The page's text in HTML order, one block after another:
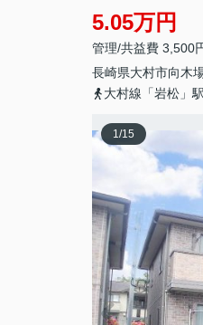
5.05万円
管理/共益費 3,500
長崎県大村市向木
大村線「岩松」
1/15